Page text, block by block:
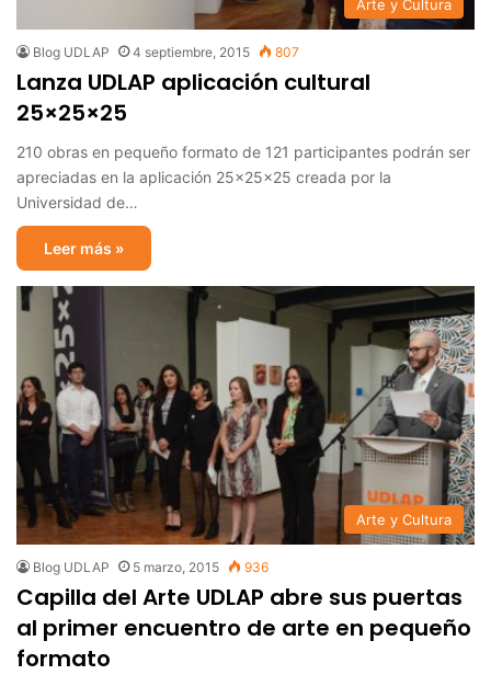
Arte y Cultura
Blog UDLAP 4 septiembre, 2015 807
Lanza UDLAP aplicación cultural
25×25×25
210 obras en pequeño formato de 121 participantes podrán ser
apreciadas en la aplicación 25×25×25 creada por la
Universidad de…
Leer más »
Arte y Cultura
Blog UDLAP 5 marzo, 2015 936
Capilla del Arte UDLAP abre sus puertas
al primer encuentro de arte en pequeño
formato